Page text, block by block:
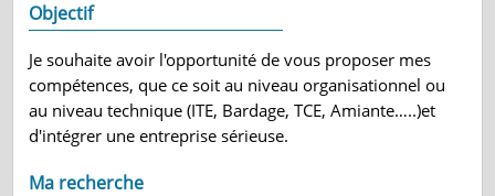
Objectif
Je souhaite avoir l'opportunité de vous proposer mes
compétences, que ce soit au niveau organisationnel ou
au niveau technique (ITE, Bardage, TCE, Amiante…..)et
d'intégrer une entreprise sérieuse.
Ma recherche